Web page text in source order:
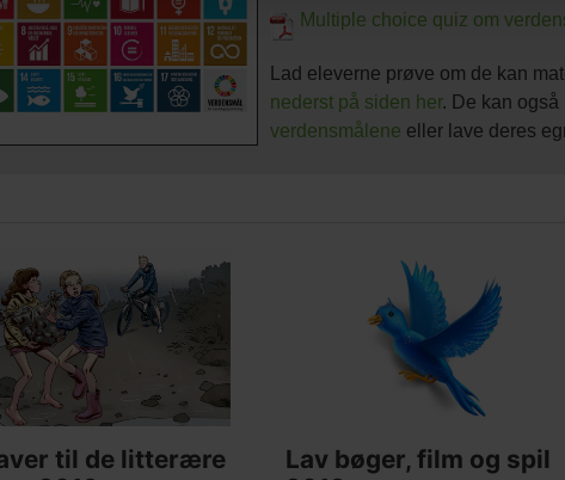
Multiple choice quiz om
Lad eleverne prøve om de kan
nederst på siden her. De kan
verdensmålene eller lave deres
til de litterære
Lav bøger, film og spil